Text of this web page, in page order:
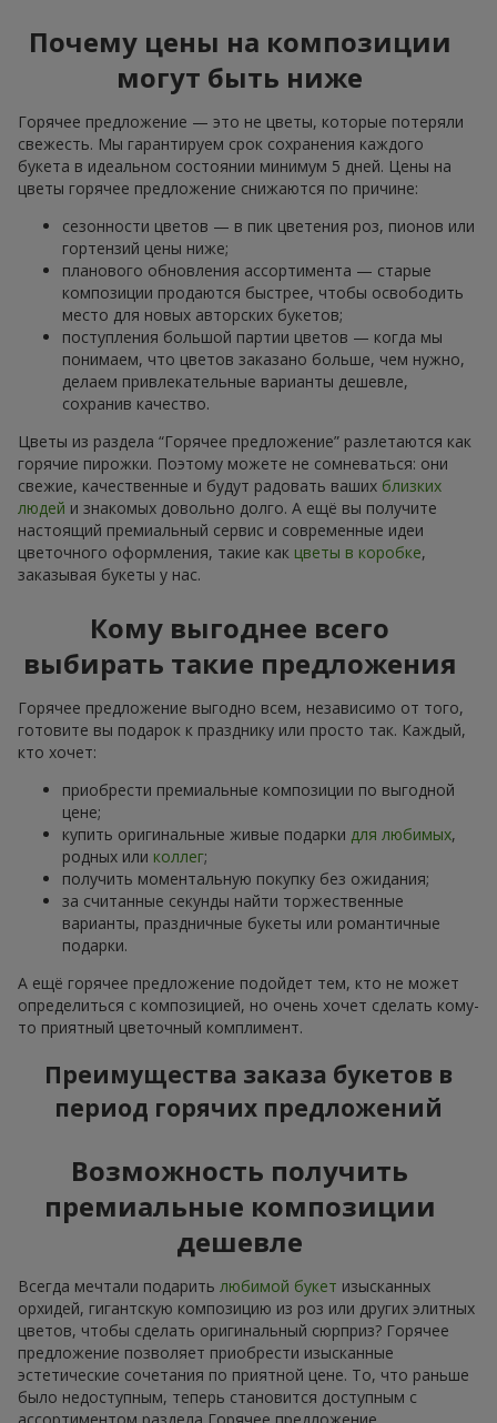
Почему цены на композиции
могут быть ниже
Горячее предложение — это не цветы, которые потеряли
свежесть. Мы гарантируем срок сохранения каждого
букета в идеальном состоянии минимум 5 дней. Цены на
цветы горячее предложение снижаются по причине:
сезонности цветов — в пик цветения роз, пионов или
гортензий цены ниже;
планового обновления ассортимента — старые
композиции продаются быстрее, чтобы освободить
место для новых авторских букетов;
поступления большой партии цветов — когда мы
понимаем, что цветов заказано больше, чем нужно,
делаем привлекательные варианты дешевле,
сохранив качество.
Цветы из раздела “Горячее предложение” разлетаются как
горячие пирожки. Поэтому можете не сомневаться: они
свежие, качественные и будут радовать ваших близких
людей и знакомых довольно долго. А ещё вы получите
настоящий премиальный сервис и современные идеи
цветочного оформления, такие как цветы в коробке,
заказывая букеты у нас.
Кому выгоднее всего
выбирать такие предложения
Горячее предложение выгодно всем, независимо от того,
готовите вы подарок к празднику или просто так. Каждый,
кто хочет:
приобрести премиальные композиции по выгодной
цене;
купить оригинальные живые подарки для любимых,
родных или коллег;
получить моментальную покупку без ожидания;
за считанные секунды найти торжественные
варианты, праздничные букеты или романтичные
подарки.
А ещё горячее предложение подойдет тем, кто не может
определиться с композицией, но очень хочет сделать кому-
то приятный цветочный комплимент.
Преимущества заказа букетов в
период горячих предложений
Возможность получить
премиальные композиции
дешевле
Всегда мечтали подарить любимой букет изысканных
орхидей, гигантскую композицию из роз или других элитных
цветов, чтобы сделать оригинальный сюрприз? Горячее
предложение позволяет приобрести изысканные
эстетические сочетания по приятной цене. То, что раньше
было недоступным, теперь становится доступным с